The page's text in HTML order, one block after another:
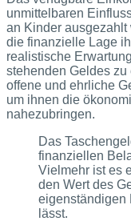
unmittelbaren
an Kinder
die finanzielle Lage
realistische
stehenden Geldes
offene und ehrliche
um ihnen die
nahezubringen.
Das
finanziellen
Vielmehr ist es
den Wert des
eigenständigen
lässt.